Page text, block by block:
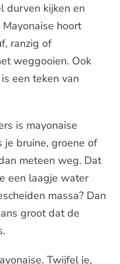
durven kijken en
hoort
ranzig of
weggooien. Ook
een teken van
is mayonaise
bruine, groene of
meteen weg. Dat
een laagje water
massa? Dan
groot dat de
Twijfel je,